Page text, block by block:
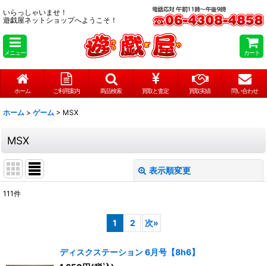
いらっしゃいませ！
遊戯屋ネットショップへようこそ！
メニュー カート
ホーム ご利用案内 商品検索 買取と査定 買取実績 問い合わせ
ホーム > ゲーム > MSX
MSX
表示順変更
111件
1 2 次»
ディスクステーション 6月号【8h6】